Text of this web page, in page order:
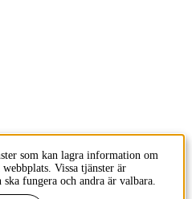
som kan lagra information om
Vissa tjänster är
fungera och andra är valbara.